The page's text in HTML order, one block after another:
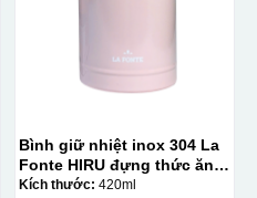
Bình giữ nhiệt inox 304 La
Fonte HIRU đựng thức ăn
420 ml – 012348
Kích thước: 420ml